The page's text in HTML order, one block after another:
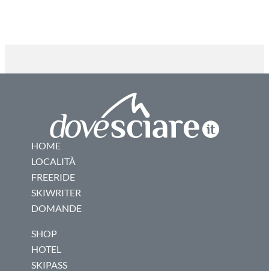
HOME
LOCALITÀ
FREERIDE
SKIWRITER
DOMANDE
SHOP
HOTEL
SKIPASS